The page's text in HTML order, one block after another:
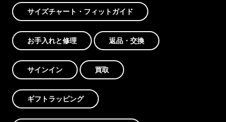
サイズチャート・フィットガイド
お手入れと修理 返品・交換
サインイン 買取
ギフトラッピング